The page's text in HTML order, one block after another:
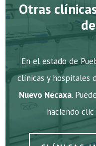
Otras
En el estado de
clínicas y hospitales
Nuevo Necaxa.
haciendo